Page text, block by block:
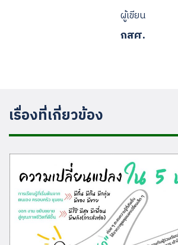
for:
ผู้เขียน
กสศ.
เรื่องที่เกี่ยวข้อง